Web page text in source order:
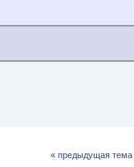
« предыдущая тема